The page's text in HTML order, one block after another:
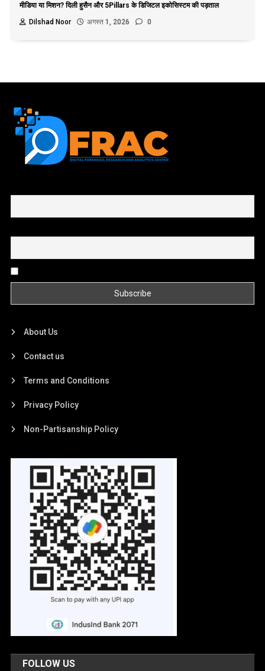
मीडिया या मिशन? दिली हुसैन और 5Pillars के डिजिटल इकोसिस्टम की पड़ताल
Dilshad Noor
अगस्त 1, 2026 0
About Us
Contact us
Terms and Conditions
Privacy Policy
Non-Partisanship Policy
FOLLOW US